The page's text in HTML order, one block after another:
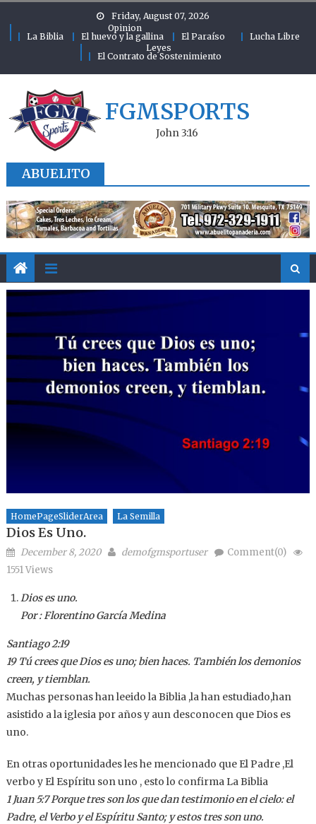
Friday, August 07, 2026
Opinion
La Biblia
El huevo y la gallina El Paraíso
Lucha Libre
Leyes
El Contrato de Sostenimiento
FGMSPORTS
John 3:16
ABUELITO
HomePageSliderArea La Semilla
Dios Es Uno.
Posted on
December 8, 2020 Author
demofgmsportuser
Comment(0)
1551 Views
Dios es uno.
Por : Florentino García Medina
Santiago 2:19
19 Tú crees que Dios es uno; bien haces. También los demonios
creen, y tiemblan.
Muchas personas han leeido la Biblia ,la han estudiado,han
asistido a la iglesia por años y aun desconocen que Dios es
uno.
En otras oportunidades les he mencionado que El Padre ,El
verbo y El Espíritu son uno , esto lo confirma La Biblia
1 Juan 5:7 Porque tres son los que dan testimonio en el cielo: el
Padre, el Verbo y el Espíritu Santo; y estos tres son uno.